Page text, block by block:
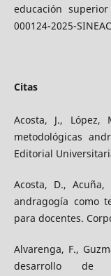
educación
000124-2025-
Citas
Acosta, J., López,
metodológicas
Editorial
Acosta, D.,
andragogía como
para docentes.
Alvarenga, F.,
desarrollo de